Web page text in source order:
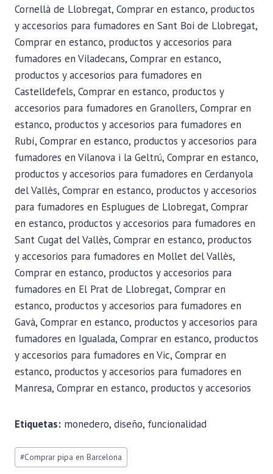
Cornellà de Llobregat, Comprar en estanco, productos
y accesorios para fumadores en Sant Boi de Llobregat,
Comprar en estanco, productos y accesorios para
fumadores en Viladecans, Comprar en estanco,
productos y accesorios para fumadores en
Castelldefels, Comprar en estanco, productos y
accesorios para fumadores en Granollers, Comprar en
estanco, productos y accesorios para fumadores en
Rubí, Comprar en estanco, productos y accesorios para
fumadores en Vilanova i la Geltrú, Comprar en estanco,
productos y accesorios para fumadores en Cerdanyola
del Vallès, Comprar en estanco, productos y accesorios
para fumadores en Esplugues de Llobregat, Comprar
en estanco, productos y accesorios para fumadores en
Sant Cugat del Vallès, Comprar en estanco, productos
y accesorios para fumadores en Mollet del Vallès,
Comprar en estanco, productos y accesorios para
fumadores en El Prat de Llobregat, Comprar en
estanco, productos y accesorios para fumadores en
Gavà, Comprar en estanco, productos y accesorios para
fumadores en Igualada, Comprar en estanco, productos
y accesorios para fumadores en Vic, Comprar en
estanco, productos y accesorios para fumadores en
Manresa, Comprar en estanco, productos y accesorios
Etiquetas: monedero, diseño, funcionalidad
Etiquetas
de
#Comprar pipa en Barcelona